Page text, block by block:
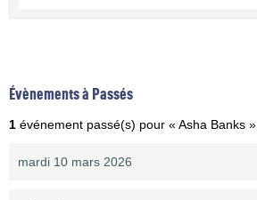
Évènements à Passés
1 événement passé(s) pour « Asha Banks »
mardi 10 mars 2026